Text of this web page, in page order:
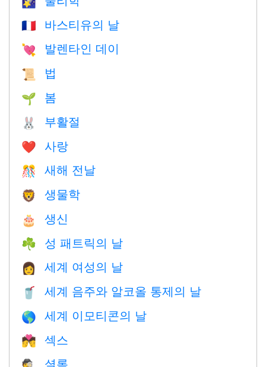
🇫🇷 바스티유의 날
💘 발렌타인 데이
📜 법
🌱 봄
🐰 부활절
❤️️ 사랑
🎊 새해 전날
🦁 생물학
🎂 생신
☘️ 성 패트릭의 날
👩 세계 여성의 날
🥤 세계 음주와 알코올 통제의 날
🌎 세계 이모티콘의 날
💏 섹스
셜록